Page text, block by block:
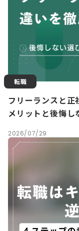
転職
フリーランスと正
メリットと後悔し
2026/07/29